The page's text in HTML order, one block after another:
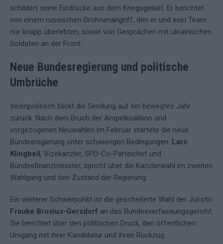
schildert seine Eindrücke aus dem Kriegsgebiet. Er berichtet
von einem russischen Drohnenangriff, den er und sein Team
nur knapp überlebten, sowie von Gesprächen mit ukrainischen
Soldaten an der Front.
Neue Bundesregierung und politische
Umbrüche
Innenpolitisch blickt die Sendung auf ein bewegtes Jahr
zurück. Nach dem Bruch der Ampelkoalition und
vorgezogenen Neuwahlen im Februar startete die neue
Bundesregierung unter schwierigen Bedingungen. Lars
Klingbeil, Vizekanzler, SPD-Co-Parteichef und
Bundesfinanzminister, spricht über die Kanzlerwahl im zweiten
Wahlgang und den Zustand der Regierung.
Ein weiterer Schwerpunkt ist die gescheiterte Wahl der Juristin
Frauke Brosius-Gersdorf an das Bundesverfassungsgericht.
Sie berichtet über den politischen Druck, den öffentlichen
Umgang mit ihrer Kandidatur und ihren Rückzug.